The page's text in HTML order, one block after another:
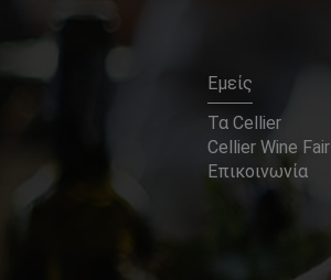
Εμείς
Τα Cellier
Cellier Wine Fair
Επικοινωνία